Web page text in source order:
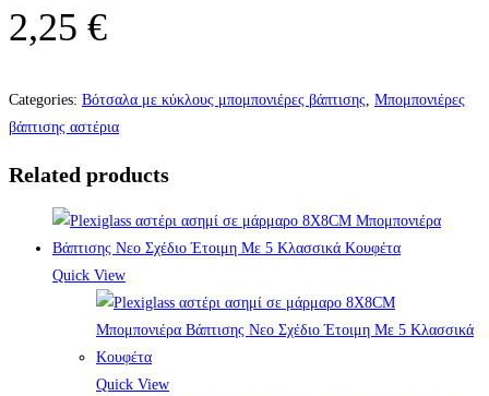
2,25 €
Categories: Βότσαλα με κύκλους μπομπονιέρες βάπτισης, Μπομπονιέρες
βάπτισης αστέρια
Related products
Quick View
Quick View